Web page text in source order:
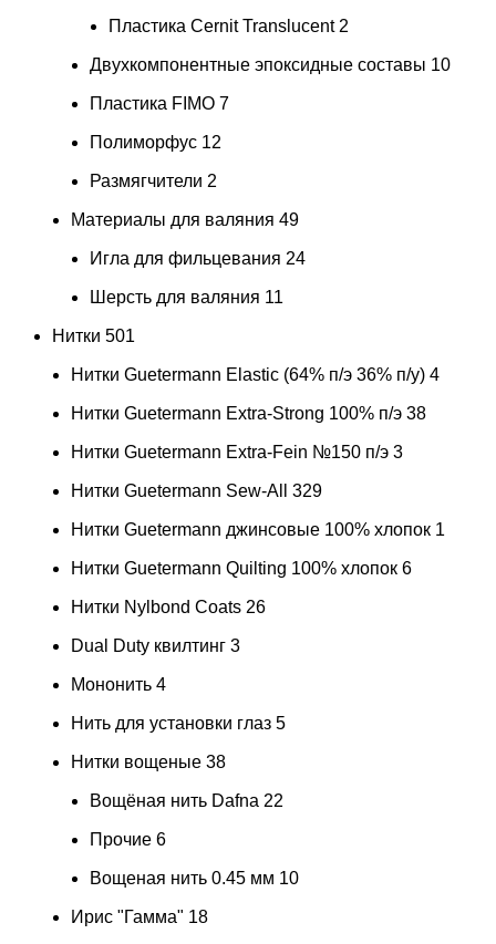
Пластика Cernit Translucent 2
Двухкомпонентные эпоксидные составы 10
Пластика FIMO 7
Полиморфус 12
Размягчители 2
Материалы для валяния 49
Игла для фильцевания 24
Шерсть для валяния 11
Нитки 501
Нитки Guetermann Elastic (64% п/э 36% п/у) 4
Нитки Guetermann Extra-Strong 100% п/э 38
Нитки Guetermann Extra-Fein №150 п/э 3
Нитки Guetermann Sew-All 329
Нитки Guetermann джинсовые 100% хлопок 1
Нитки Guetermann Quilting 100% хлопок 6
Нитки Nylbond Coats 26
Dual Duty квилтинг 3
Мононить 4
Нить для установки глаз 5
Нитки вощеные 38
Вощёная нить Dafna 22
Прочие 6
Вощеная нить 0.45 мм 10
Ирис "Гамма" 18